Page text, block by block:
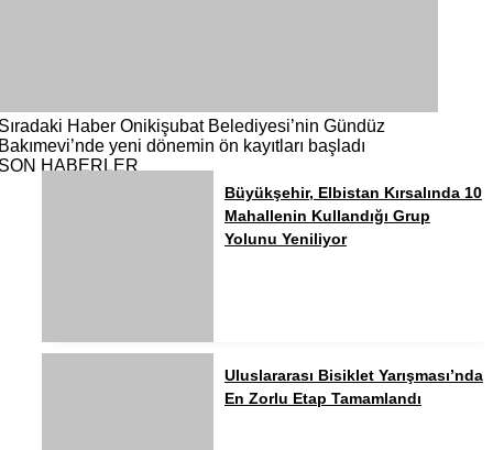
Haber Onikişubat Belediyesi’nin Gündüz
yeni dönemin ön kayıtları başladı
HABERLER
Büyükşehir, Elbistan Kırsalında 10
Mahallenin Kullandığı Grup
Yolunu Yeniliyor
Uluslararası Bisiklet Yarışması’nda
En Zorlu Etap Tamamlandı